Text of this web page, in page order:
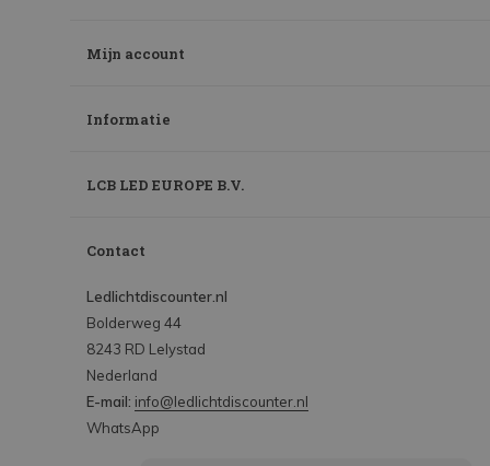
Mijn account
Informatie
LCB LED EUROPE B.V.
Contact
Ledlichtdiscounter.nl
Bolderweg 44
8243 RD Lelystad
Nederland
E-mail: info@ledlichtdiscounter.nl
WhatsApp